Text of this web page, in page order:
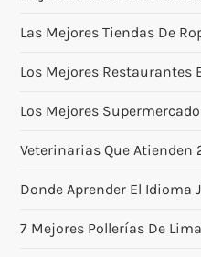
Las Mejores Tiendas De
Los Mejores Restaurantes
Los Mejores
Veterinarias Que Atienden
Donde Aprender El Idioma
7 Mejores Pollerías De Lima